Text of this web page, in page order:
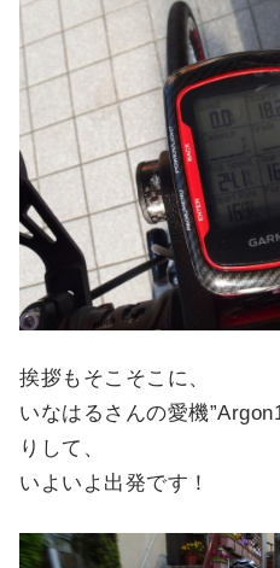
挨拶もそこそこに、
いなはるさんの愛機
りして、
いよいよ出発です！